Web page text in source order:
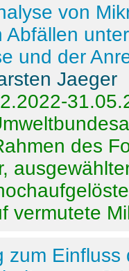
von
Abfällen
und der
Jaeger
des
vermutete
zum